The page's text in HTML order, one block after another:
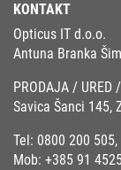
KONTAKT
Opticus IT d.o.o.
Antuna Branka
PRODAJA / URED
Savica Šanci 145,
Tel: 0800 200 505
Mob: +385 91